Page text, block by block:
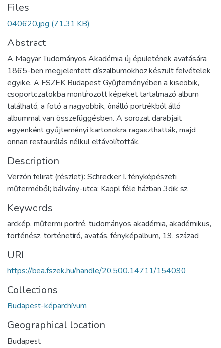
Files
040620.jpg (71.31 KB)
Abstract
A Magyar Tudományos Akadémia új épületének avatására
1865-ben megjelentett díszalbumokhoz készült felvételek
egyike. A FSZEK Budapest Gyűjteményében a kisebbik,
csoportozatokba montírozott képeket tartalmazó album
található, a fotó a nagyobbik, önálló portrékból álló
albummal van összefüggésben. A sorozat darabjait
egyenként gyűjteményi kartonokra ragaszthatták, majd
onnan restaurálás nélkül eltávolították.
Description
Verzón felirat (részlet): Schrecker I. fényképészeti
műterméből; bálvány-utca; Kappl féle házban 3dik sz.
Keywords
arckép, műtermi portré, tudományos akadémia, akadémikus,
történész, történetíró, avatás, fényképalbum, 19. század
URI
https://bea.fszek.hu/handle/20.500.14711/154090
Collections
Budapest-képarchívum
Geographical location
Budapest